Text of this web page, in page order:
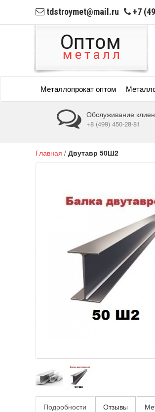
tdstroymet@mail.ru +7
Металлопрокат оптом
Обслуживание
+8 (499) 450-28-81
Главная / Двутавр 50Ш2
Подробности Отзывы